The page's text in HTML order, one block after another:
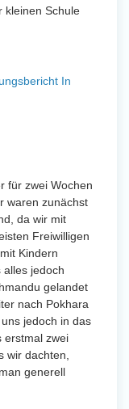
kleinen Schule
In
für zwei Wochen
waren zunächst
da wir mit
Freiwilligen
Kindern
alles jedoch
gelandet
nach Pokhara
jedoch in das
erstmal zwei
wir dachten,
generell